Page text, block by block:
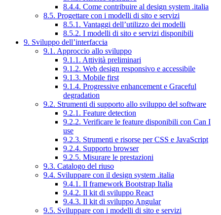
8.4.4. Come contribuire al design system .italia
8.5. Progettare con i modelli di sito e servizi
8.5.1. Vantaggi dell’utilizzo dei modelli
8.5.2. I modelli di sito e servizi disponibili
9. Sviluppo dell’interfaccia
9.1. Approccio allo sviluppo
9.1.1. Attività preliminari
9.1.2. Web design responsivo e accessibile
9.1.3. Mobile first
9.1.4. Progressive enhancement e Graceful
degradation
9.2. Strumenti di supporto allo sviluppo del software
9.2.1. Feature detection
9.2.2. Verificare le feature disponibili con Can I
use
9.2.3. Strumenti e risorse per CSS e JavaScript
9.2.4. Supporto browser
9.2.5. Misurare le prestazioni
9.3. Catalogo del riuso
9.4. Sviluppare con il design system .italia
9.4.1. Il framework Bootstrap Italia
9.4.2. Il kit di sviluppo React
9.4.3. Il kit di sviluppo Angular
9.5. Sviluppare con i modelli di sito e servizi